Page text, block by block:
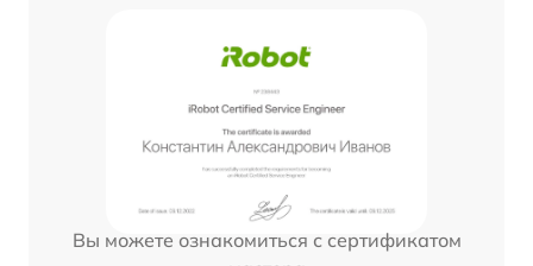
Вы можете ознакомиться с сертификатом